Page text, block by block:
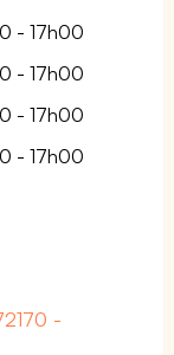
- 17h00
- 17h00
- 17h00
- 17h00
-